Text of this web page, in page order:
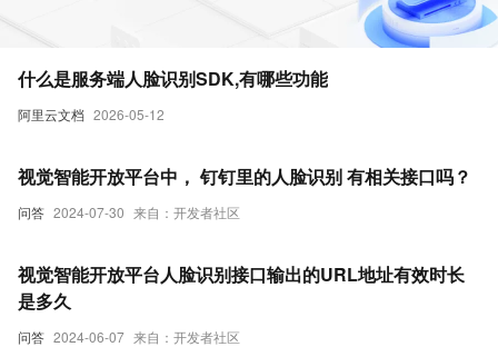
阿里云文档 2026-05-12
什么是服务端人脸识别SDK,有哪些功能
问答 2024-07-30 来自：开发者社区
视觉智能开放平台中， 钉钉里的人脸识别 有相关接口吗？
问答 2024-06-07 来自：开发者社区
视觉智能开放平台人脸识别接口输出的URL地址有效时长
是多久